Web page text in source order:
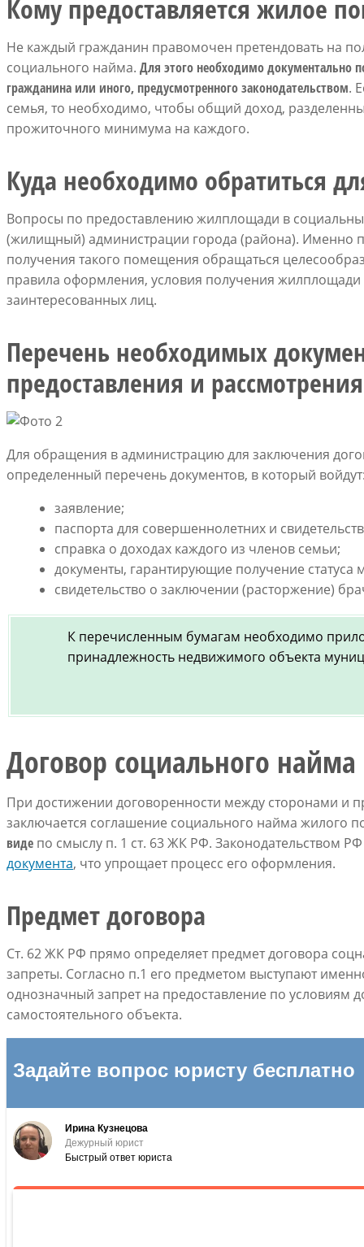
Кому предоставляется жилое
Не каждый гражданин правомочен претендовать на
социального найма. Для этого необходимо документально
гражданина или иного, предусмотренного законодательством.
семья, то необходимо, чтобы общий доход,
прожиточного минимума на каждого.
Куда необходимо обратиться
Вопросы по предоставлению жилплощади в
(жилищный) администрации города (района). Именно
получения такого помещения обращаться
правила оформления, условия получения
заинтересованных лиц.
Перечень необходимых
предоставления и рассмотрения
Для обращения в администрацию для заключения
определенный перечень документов, в который
заявление;
паспорта для совершеннолетних и
справка о доходах каждого из членов семьи;
документы, гарантирующие получение
свидетельство о заключении (расторжение)
К перечисленным бумагам необходимо
принадлежность недвижимого объекта
Договор социального найма
При достижении договоренности между сторонами и
заключается соглашение социального найма жилого
виде по смыслу п. 1 ст. 63 ЖК РФ. Законодательством
документа, что упрощает процесс его оформления.
Предмет договора
Ст. 62 ЖК РФ прямо определяет предмет договора
запреты. Согласно п.1 его предметом выступают
однозначный запрет на предоставление по условиям
самостоятельного объекта.